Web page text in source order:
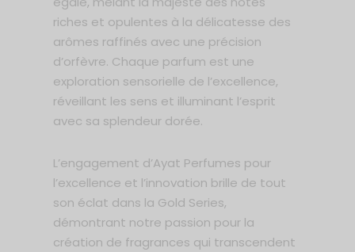
riches et opulentes à la délicatesse des
arômes raffinés avec une précision
d’orfèvre. Chaque parfum est une
exploration sensorielle de l’excellence,
réveillant les sens et illuminant l’esprit
avec sa splendeur dorée.
L’engagement d’Ayat Perfumes pour
l’excellence et l’innovation brille de tout
son éclat dans la Gold Series,
démontrant notre passion pour la
création de fragrances qui transcendent